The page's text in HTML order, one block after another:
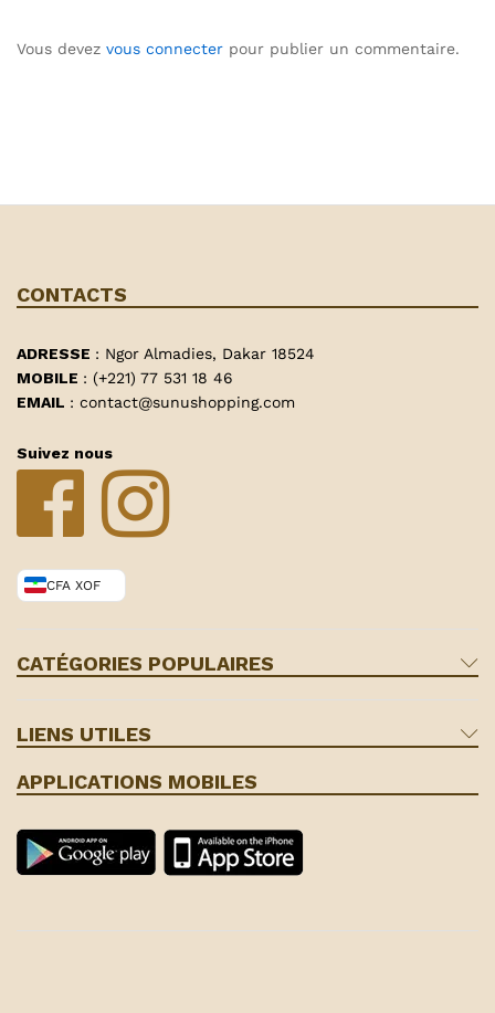
Vous devez vous connecter pour publier un commentaire.
CONTACTS
ADRESSE : Ngor Almadies, Dakar 18524
MOBILE : (+221) 77 531 18 46
EMAIL : contact@sunushopping.com
Suivez nous
CFA XOF
CATÉGORIES POPULAIRES
LIENS UTILES
APPLICATIONS MOBILES